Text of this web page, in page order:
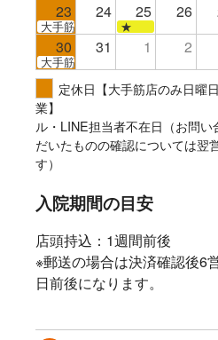
23 24 25 26
大手筋 ★
30 31 1 2
大手筋
定休日【大手筋店のみ日曜
業】 【★
ル・LINE担当者不在日（お問い
だいたものの確認については翌
す）
入院期間の目安
店頭持込：1週間前後
※郵送の場合は決済確認後6
日前後になります。